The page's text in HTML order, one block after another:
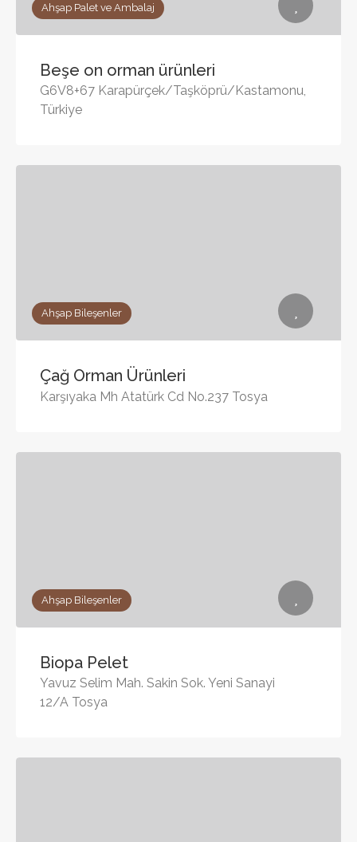
Ahşap Palet ve Ambalaj
Beşe on orman ürünleri
G6V8+67 Karapürçek/Taşköprü/Kastamonu,
Türkiye
Ahşap Bileşenler
Çağ Orman Ürünleri
Karşıyaka Mh Atatürk Cd No.237 Tosya
Ahşap Bileşenler
Biopa Pelet
Yavuz Selim Mah. Sakin Sok. Yeni Sanayi
12/A Tosya